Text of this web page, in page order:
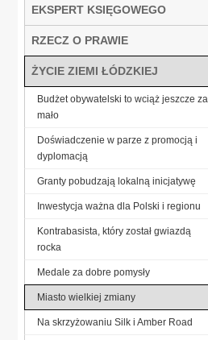
EKSPERT KSIĘGOWEGO
RZECZ O PRAWIE
ŻYCIE ZIEMI ŁÓDZKIEJ
Budżet obywatelski to wciąż jeszcze za
mało
Doświadczenie w parze z promocją i
dyplomacją
Granty pobudzają lokalną inicjatywę
Inwestycja ważna dla Polski i regionu
Kontrabasista, który został gwiazdą
rocka
Medale za dobre pomysły
Miasto wielkiej zmiany
Na skrzyżowaniu Silk i Amber Road